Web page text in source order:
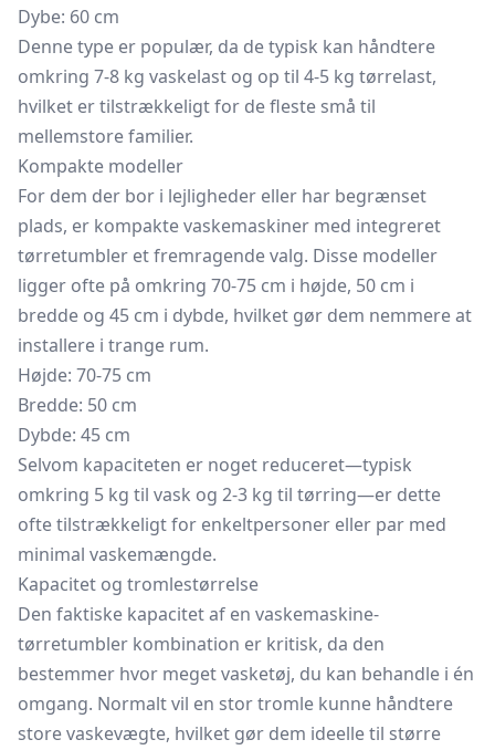
Dybe: 60 cm
Denne type er populær, da de typisk kan håndtere
omkring 7-8 kg vaskelast og op til 4-5 kg tørrelast,
hvilket er tilstrækkeligt for de fleste små til
mellemstore familier.
Kompakte modeller
For dem der bor i lejligheder eller har begrænset
plads, er kompakte vaskemaskiner med integreret
tørretumbler et fremragende valg. Disse modeller
ligger ofte på omkring 70-75 cm i højde, 50 cm i
bredde og 45 cm i dybde, hvilket gør dem nemmere at
installere i trange rum.
Højde: 70-75 cm
Bredde: 50 cm
Dybde: 45 cm
Selvom kapaciteten er noget reduceret—typisk
omkring 5 kg til vask og 2-3 kg til tørring—er dette
ofte tilstrækkeligt for enkeltpersoner eller par med
minimal vaskemængde.
Kapacitet og tromlestørrelse
Den faktiske kapacitet af en vaskemaskine-
tørretumbler kombination er kritisk, da den
bestemmer hvor meget vasketøj, du kan behandle i én
omgang. Normalt vil en stor tromle kunne håndtere
store vaskevægte, hvilket gør dem ideelle til større